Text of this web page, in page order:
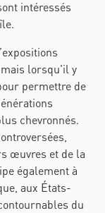
intéressés
lorsqu'il y
permettre de
chevronnés.
œuvres et de la
également à
aux États-
du